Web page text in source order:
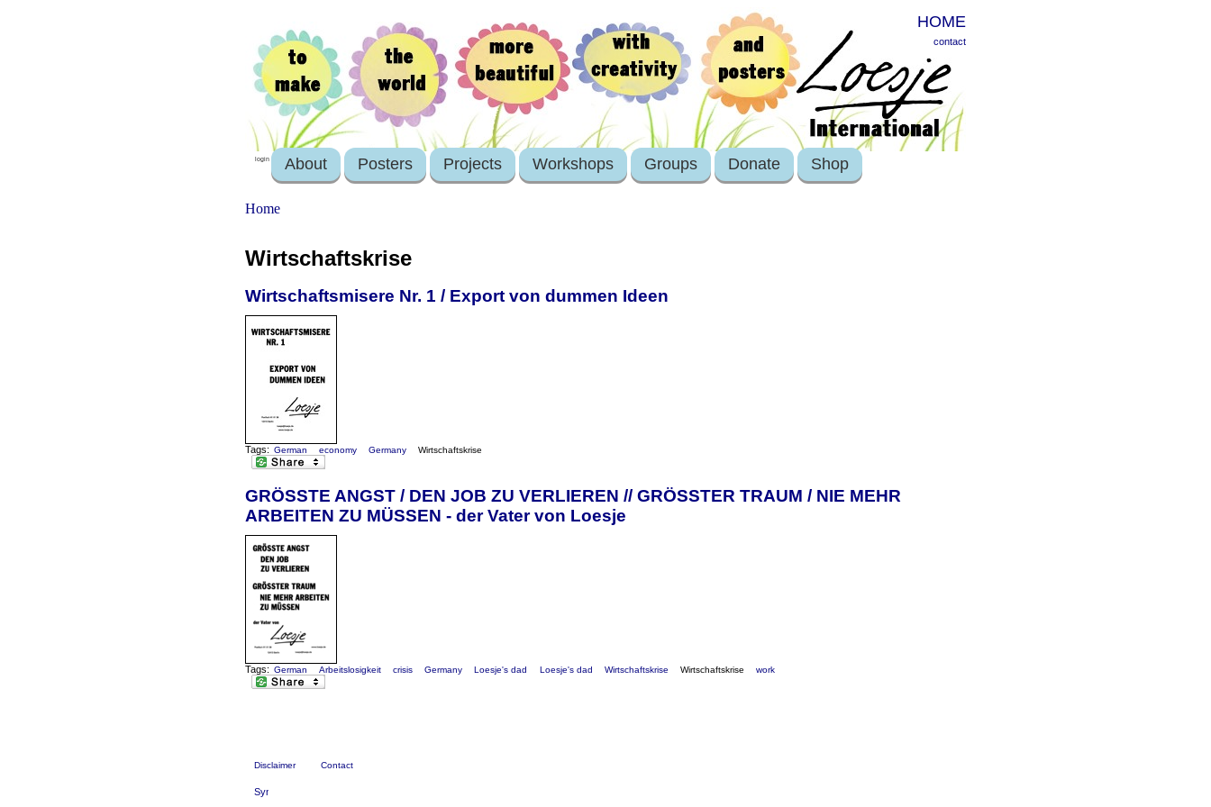
HOME
contact
login About Posters Projects Workshops Groups Donate Shop
Home
Wirtschaftskrise
Wirtschaftsmisere Nr. 1 / Export von dummen Ideen
Tags: German economy Germany Wirtschaftskrise
GRÖSSTE ANGST / DEN JOB ZU VERLIEREN // GRÖSSTER TRAUM / NIE MEHR
ARBEITEN ZU MÜSSEN - der Vater von Loesje
Tags: German Arbeitslosigkeit crisis Germany Loesje's dad Loesje's dad Wirtschaftskrise Wirtschaftskrise work
Disclaimer Contact